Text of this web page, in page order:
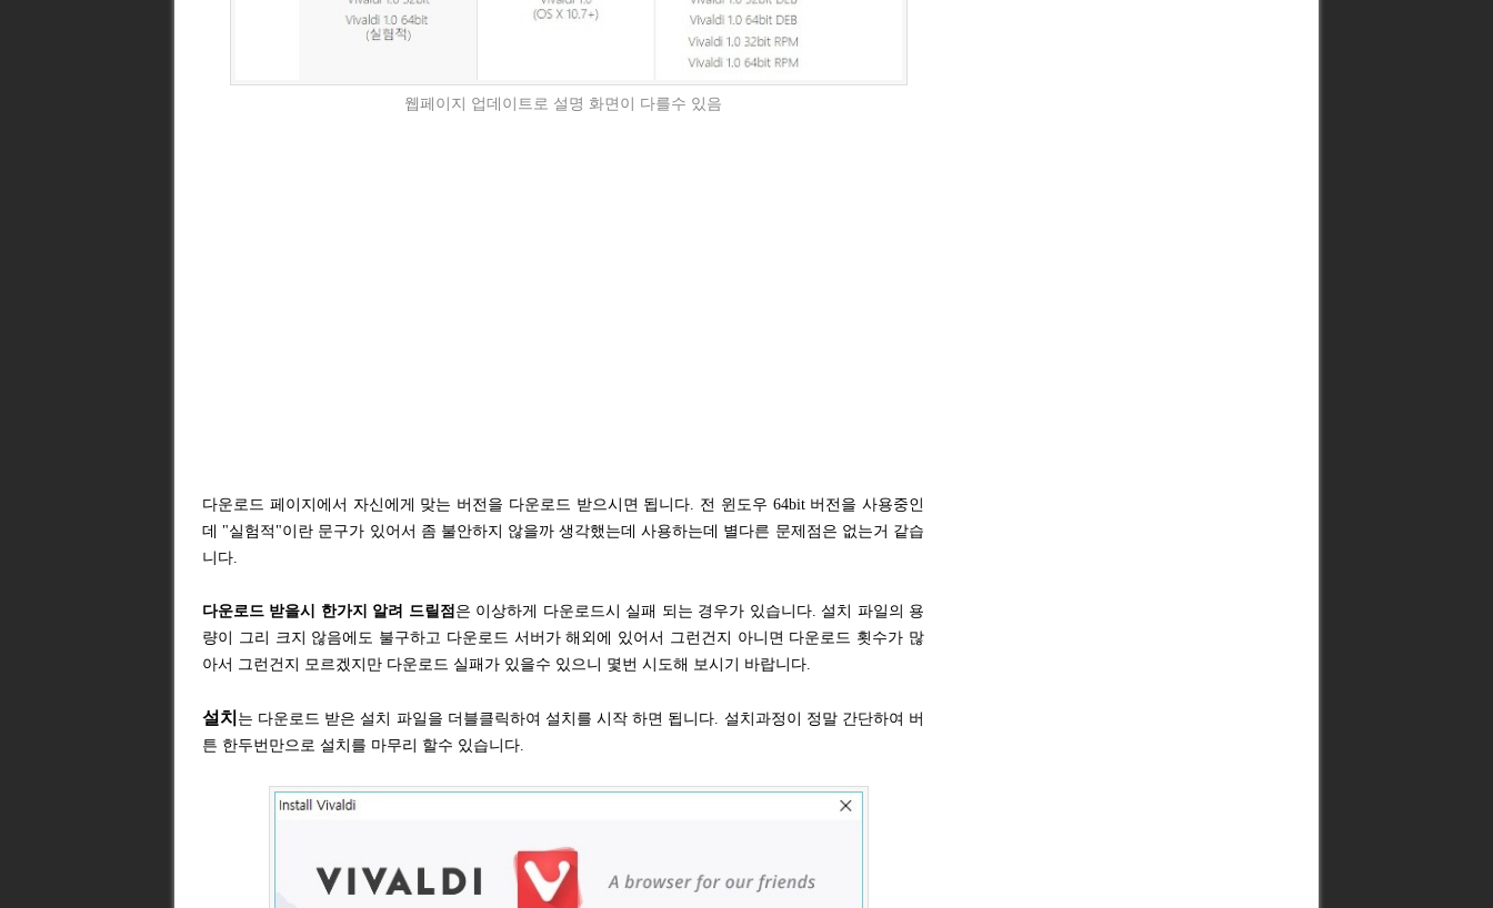
웹페이지 업데이트로 설명 화면이 다를수 있음
다운로드 페이지에서 자신에게 맞는 버전을 다운로드 받으시면 됩니다. 전 윈도우 64bit 버전을 사용중인
데 "실험적"이란 문구가 있어서 좀 불안하지 않을까 생각했는데 사용하는데 별다른 문제점은 없는거 같습
니다.
다운로드 받을시 한가지 알려 드릴점 은 이상하게 다운로드시 실패 되는 경우가 있습니다. 설치 파일의 용
량이 그리 크지 않음에도 불구하고 다운로드 서버가 해외에 있어서 그런건지 아니면 다운로드 횟수가 많
아서 그런건지 모르겠지만 다운로드 실패가 있을수 있으니 몇번 시도해 보시기 바랍니다.
설치 는 다운로드 받은 설치 파일을 더블클릭하여 설치를 시작 하면 됩니다. 설치과정이 정말 간단하여 버
튼 한두번만으로 설치를 마무리 할수 있습니다.